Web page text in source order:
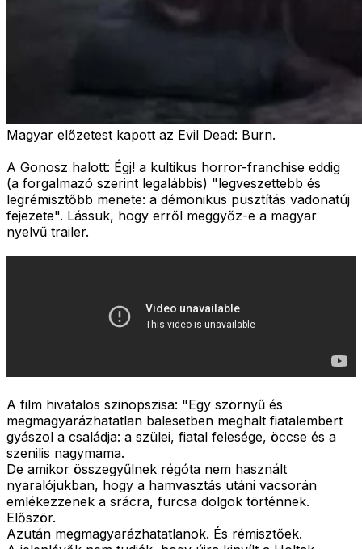
Magyar előzetest kapott az Evil Dead: Burn.
A Gonosz halott: Égj! a kultikus horror-franchise eddig
(a forgalmazó szerint legalábbis) "legveszettebb és
legrémisztőbb menete: a démonikus pusztítás vadonatúj
fejezete". Lássuk, hogy erről meggyőz-e a magyar
nyelvű trailer.
A film hivatalos szinopszisa: "Egy szörnyű és
megmagyarázhatatlan balesetben meghalt fiatalembert
gyászol a családja: a szülei, fiatal felesége, öccse és a
szenilis nagymama.
De amikor összegyűlnek régóta nem használt
nyaralójukban, hogy a hamvasztás utáni vacsorán
emlékezzenek a srácra, furcsa dolgok történnek.
Először.
Azután megmagyarázhatatlanok. És rémisztőek.